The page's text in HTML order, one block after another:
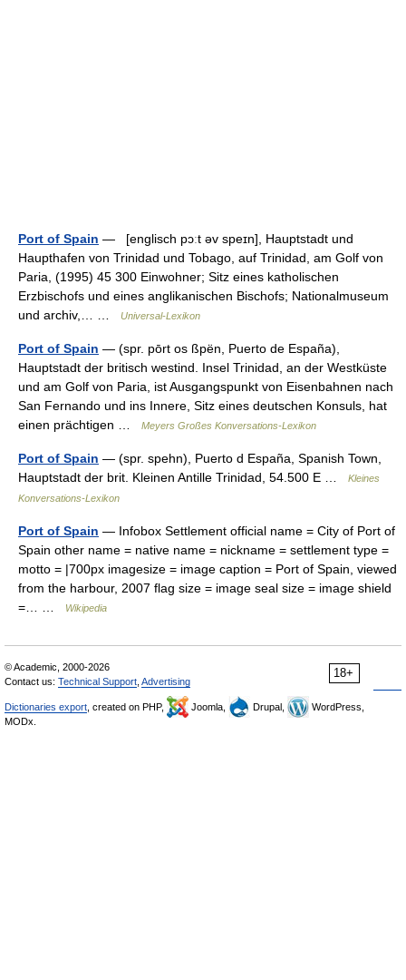
Port of Spain — [englisch pɔːt əv speɪn], Hauptstadt und
Haupthafen von Trinidad und Tobago, auf Trinidad, am Golf von
Paria, (1995) 45 300 Einwohner; Sitz eines katholischen
Erzbischofs und eines anglikanischen Bischofs; Nationalmuseum
und archiv,… …
Universal-Lexikon
Port of Spain — (spr. pōrt os ßpën, Puerto de España),
Hauptstadt der britisch westind. Insel Trinidad, an der Westküste
und am Golf von Paria, ist Ausgangspunkt von Eisenbahnen nach
San Fernando und ins Innere, Sitz eines deutschen Konsuls, hat
einen prächtigen …
Meyers Großes Konversations-Lexikon
Port of Spain — (spr. spehn), Puerto d España, Spanish Town,
Hauptstadt der brit. Kleinen Antille Trinidad, 54.500 E …
Kleines
Konversations-Lexikon
Port of Spain — Infobox Settlement official name = City of Port of
Spain other name = native name = nickname = settlement type =
motto = |700px imagesize = image caption = Port of Spain, viewed
from the harbour, 2007 flag size = image seal size = image shield
=… …
Wikipedia
18+
© Academic, 2000-2026
Contact us: Technical Support Advertising
Dictionaries export , created on PHP, Joomla, Drupal,
WordPress,
MODx.